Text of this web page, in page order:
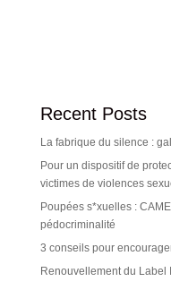
Recent Posts
La fabrique du silence :
Pour un dispositif de
victimes de violences
Poupées s*xuelles :
pédocriminalité
3 conseils pour
Renouvellement du Label